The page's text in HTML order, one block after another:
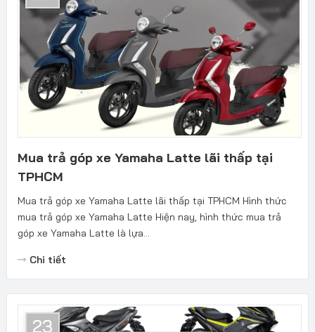
Mua trả góp xe Yamaha Latte lãi thấp tại
TPHCM
Mua trả góp xe Yamaha Latte lãi thấp tại TPHCM Hình thức
mua trả góp xe Yamaha Latte Hiện nay, hình thức mua trả
góp xe Yamaha Latte là lựa...
Chi tiết
23